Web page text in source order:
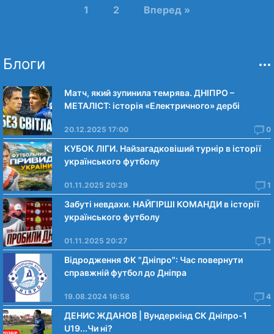
1 2 Вперед »
Блоги
Матч, який зупинила темрява. ДНІПРО –
МЕТАЛІСТ: історія «Електричного» дербі
20.12.2025 17:00 0
КУБОК ЛІГИ. Найзагадковіший турнір в історії
українського футболу
01.11.2025 20:29 1
Забуті невдахи. НАЙГІРШІ КОМАНДИ в історії
українського футболу
01.11.2025 20:27 1
Відродження ФК "Дніпро": Час повернути
справжній футбол до Дніпра
19.08.2024 16:58 4
ДЕНИС ЖДАНОВ | Вундеркінд СК Дніпро-1
U19...Чи нi?